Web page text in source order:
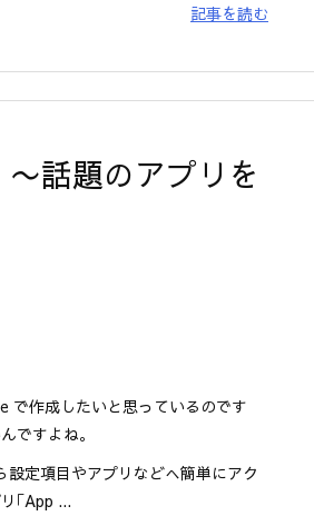
記事を読む
話題のアプリを
で作成したいと思っているのです
ですよね。
設定項目やアプリなどへ簡単にアク
｢App ...